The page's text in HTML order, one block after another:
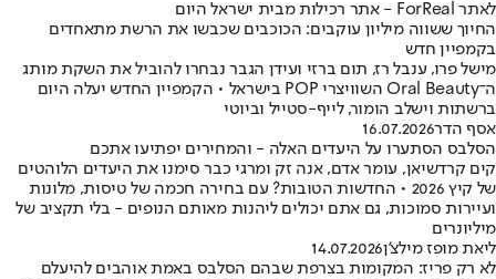
לאתר ForReal - אתר רכילות מבית ישראל היום
החיוך ששווה מיליון עוקבים: הכוכבים שכבשו את הרשת מתאחדים
בקמפיין חדש
מישל פרו, ענבל רז, תום ברזי ועידן הגבר נבחרו להוביל את השקת מותג
ה־Oral Beauty השוויצרי POP בישראל • הקמפיין החדש יעלה היום
ברשתות וישלב הומור, לייף-סטייל וביוטי
אסף הדר16.07.2026
הסלבס הסתערו על היעדים האלה - והמחירים יפתיעו אתכם
קים קרדשיאן, עומר אדם, אנה זק ומרגי כבר סימנו את היעדים הלוהטים
של קיץ 2026 • החדשות הטובות? עם בחירה חכמה של טיסות, מלונות
ועיירות סמוכות, גם אתם יכולים ליהנות מאותם הנופים - בלי תקציב של
מיליונרים
ליאת מופז מילצ'ן14.07.2026
לא רק פריז: המקומות בצרפת שבהם הסלבס באמת אוהבים להיעלם